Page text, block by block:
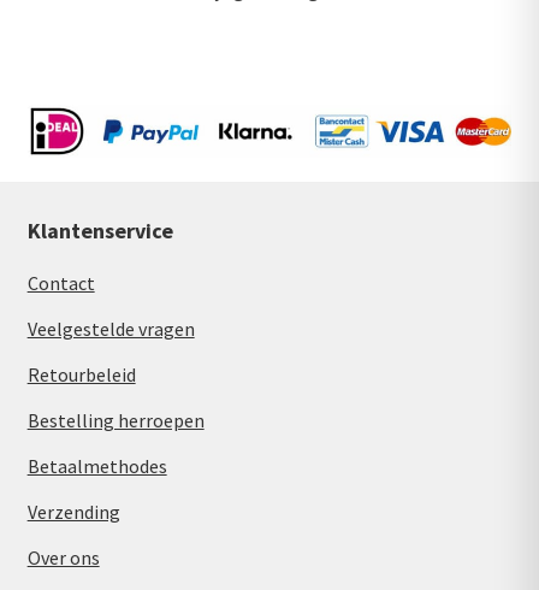
Klantenservice
Contact
Veelgestelde vragen
Retourbeleid
Bestelling herroepen
Betaalmethodes
Verzending
Over ons